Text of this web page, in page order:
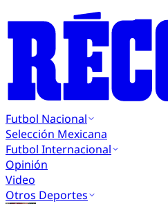
Futbol Nacional
Selección Mexicana
Futbol Internacional
Opinión
Video
Otros Deportes